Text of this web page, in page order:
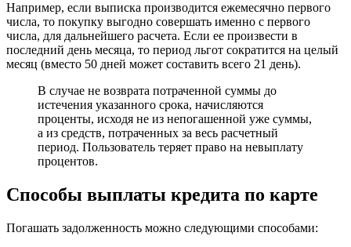
Например, если выписка производится ежемесячно первого
числа, то покупку выгодно совершать именно с первого
числа, для дальнейшего расчета. Если ее произвести в
последний день месяца, то период льгот сократится на целый
месяц (вместо 50 дней может составить всего 21 день).
В случае не возврата потраченной суммы до
истечения указанного срока, начисляются
проценты, исходя не из непогашенной уже суммы,
а из средств, потраченных за весь расчетный
период. Пользователь теряет право на невыплату
процентов.
Способы выплаты кредита по карте
Погашать задолженность можно следующими способами: